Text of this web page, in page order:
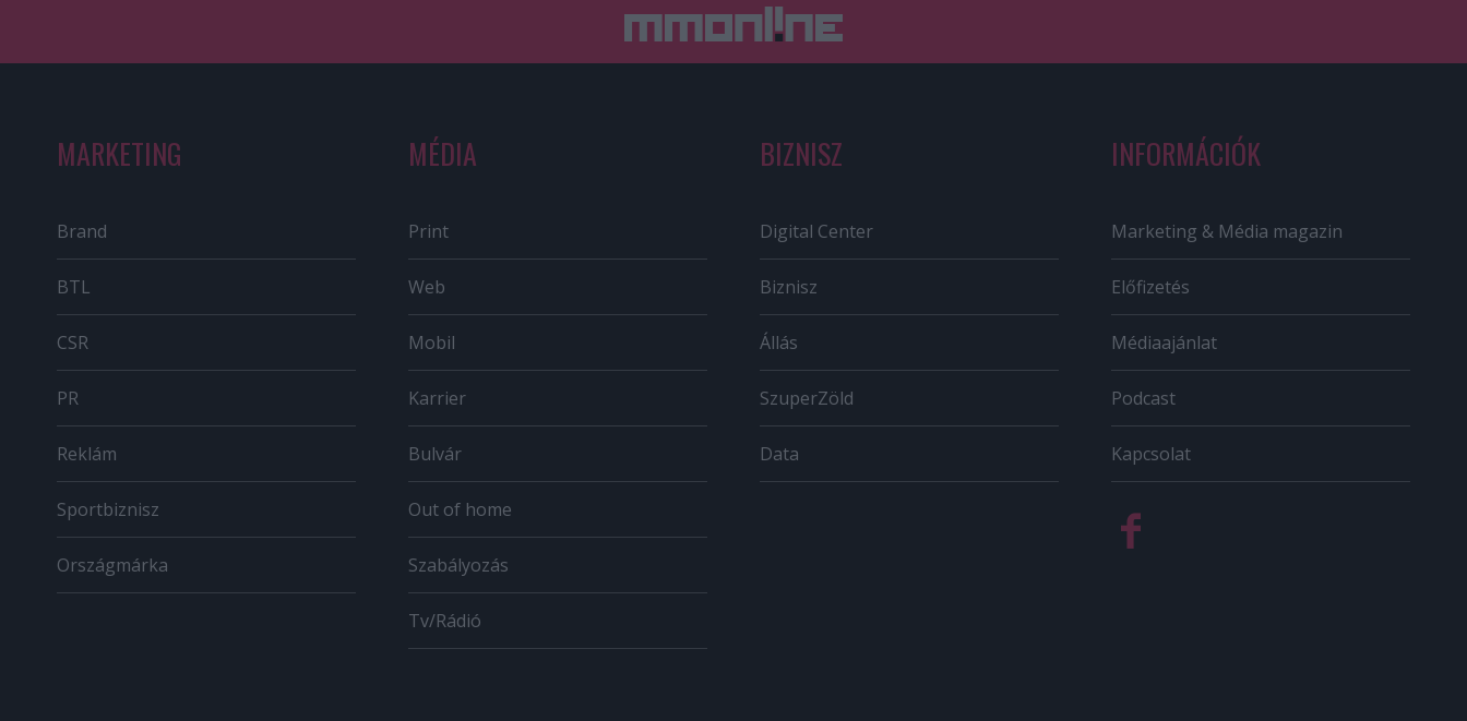
MARKETING
Brand
BTL
CSR
PR
Reklám
Sportbiznisz
Országmárka
MÉDIA
Print
Web
Mobil
Karrier
Bulvár
Out of home
Szabályozás
Tv/Rádió
BIZNISZ
Digital Center
Biznisz
Állás
SzuperZöld
Data
INFORMÁCIÓK
Marketing & Média magazin
Előfizetés
Médiaajánlat
Podcast
Kapcsolat